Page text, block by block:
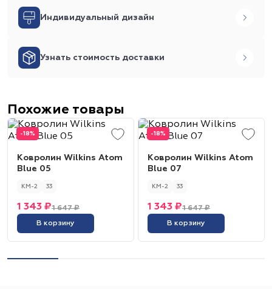
Индивидуальный дизайн
Узнать стоимость доставки
Похожие товары
-18%
Ковролин Wilkins Atom
Blue 05
КМ-2 33
1 647 ₽
1 343 ₽
В корзину
-18%
Ковролин Wilkins Atom
Blue 07
КМ-2 33
1 647 ₽
1 343 ₽
В корзину